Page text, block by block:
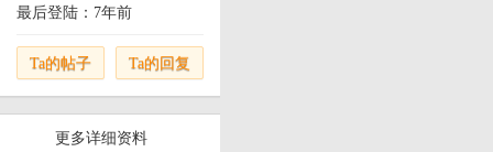
最后登陆：7年前
Ta的帖子 Ta的回复
更多详细资料